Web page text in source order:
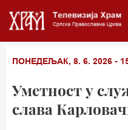
ПОНЕДЕЉАК, 8. 6. 2026 -
Уметност у
слава